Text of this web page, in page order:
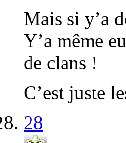
Mais si y’a
Y’a même
de clans !
C’est juste
28